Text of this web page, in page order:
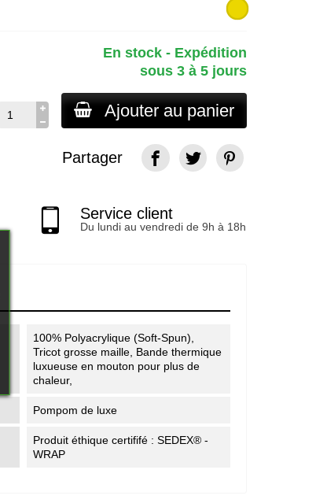
En stock - Expédition
sous 3 à 5 jours
Ajouter au panier
Partager
Service client
Du lundi au vendredi de 9h à 18h
100% Polyacrylique (Soft-Spun),
Tricot grosse maille, Bande thermique
luxueuse en mouton pour plus de
chaleur,
Pompom de luxe
Produit éthique certififé : SEDEX® -
WRAP